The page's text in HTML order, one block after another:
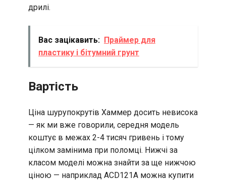
дрилі.
Вас зацікавить: Праймер для
пластику і бітумний грунт
Вартість
Ціна шурупокрутів Хаммер досить невисока
— як ми вже говорили, середня модель
коштує в межах 2-4 тисяч гривень і тому
цілком замінима при поломці. Нижчі за
класом моделі можна знайти за ще нижчою
ціною — наприклад ACD121A можна купити